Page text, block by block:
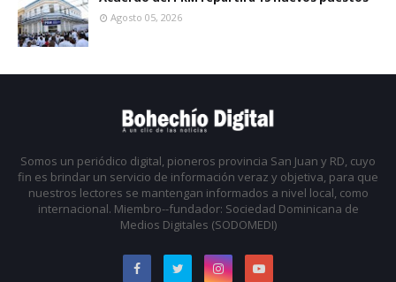
Agosto 05, 2026
Somos un periódico digital, pioneros provincia San Juan y RD, cuyo
fin es brindar un servicio de información veraz y objetiva, para que
nuestros lectores se mantengan informados a nivel local, como
internacional. Miembro--fundador: Sociedad Dominicana de
Medios Digitales (SODOMEDI)